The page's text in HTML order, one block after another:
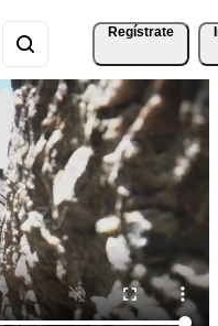
Regístrate